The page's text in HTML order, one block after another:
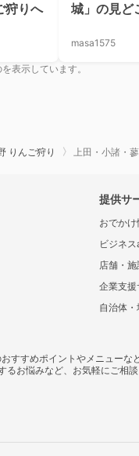
狩りへ
城」の見ど
masa1575
表示しています。
りんご狩り 上田・小諸・
提供サ
おでか
ビジネ
店舗・
企業支援
自治体
すすめポイントやメニュー
お悩みなど、お気軽にご相談